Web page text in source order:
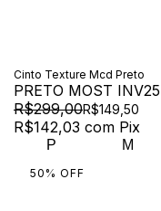
Cinto Texture Mcd Preto
PRETO MOST INV25
R$299,00R$149,50
R$142,03 com Pix
P M
50 % OFF